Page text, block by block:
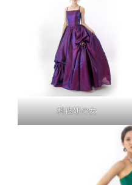
科捜研の女